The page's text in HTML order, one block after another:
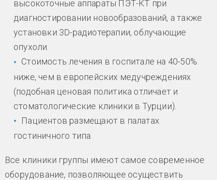
высокоточные аппараты ПЭТ-КТ при
диагностировании новообразований, а также
установки 3D-радиотерапии, облучающие
опухоли.
Стоимость лечения в госпитале на 40-50%
ниже, чем в европейских медучреждениях
(подобная ценовая политика отличает и
стоматологические клиники в Турции).
Пациентов размещают в палатах
гостиничного типа.
Все клиники группы имеют самое современное
оборудование, позволяющее осуществить